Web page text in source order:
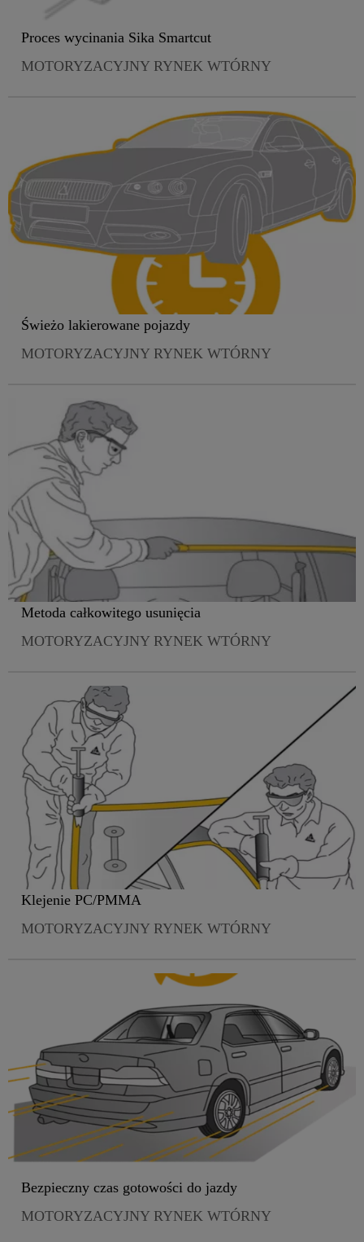
Proces wycinania Sika Smartcut
MOTORYZACYJNY RYNEK WTÓRNY
Świeżo lakierowane pojazdy
MOTORYZACYJNY RYNEK WTÓRNY
Metoda całkowitego usunięcia
MOTORYZACYJNY RYNEK WTÓRNY
Klejenie PC/PMMA
MOTORYZACYJNY RYNEK WTÓRNY
Bezpieczny czas gotowości do jazdy
MOTORYZACYJNY RYNEK WTÓRNY